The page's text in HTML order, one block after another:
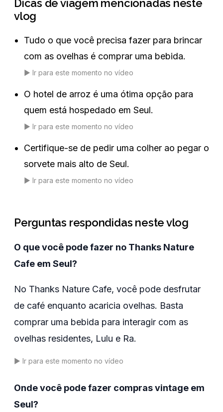
Dicas de viagem mencionadas neste
vlog
Tudo o que você precisa fazer para brincar
com as ovelhas é comprar uma bebida.
▶️ Ir para este momento no vídeo
O hotel de arroz é uma ótima opção para
quem está hospedado em Seul.
▶️ Ir para este momento no vídeo
Certifique-se de pedir uma colher ao pegar o
sorvete mais alto de Seul.
▶️ Ir para este momento no vídeo
Perguntas respondidas neste vlog
O que você pode fazer no Thanks Nature
Cafe em Seul?
No Thanks Nature Cafe, você pode desfrutar
de café enquanto acaricia ovelhas. Basta
comprar uma bebida para interagir com as
ovelhas residentes, Lulu e Ra.
▶️ Ir para este momento no vídeo
Onde você pode fazer compras vintage em
Seul?